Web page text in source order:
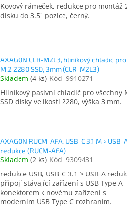
Kovový rámeček, redukce pro montáž
disku do 3.5" pozice, černý.
AXAGON CLR-M2L3, hliníkový chladič pro
M.2 2280 SSD, 3mm (CLR-M2L3)
Skladem (4 ks) Kód: 9910271
Hliníkový pasivní chladič pro všechny
SSD disky velikosti 2280, výška 3 mm.
AXAGON RUCM-AFA, USB-C 3.1 M > USB-
redukce (RUCM-AFA)
Skladem (2 ks) Kód: 9309431
redukce USB, USB-C 3.1 > USB-A
připojí stávající zařízení s USB Type A
konektorem k novému zařízení s
moderním USB Type C rozhraním.